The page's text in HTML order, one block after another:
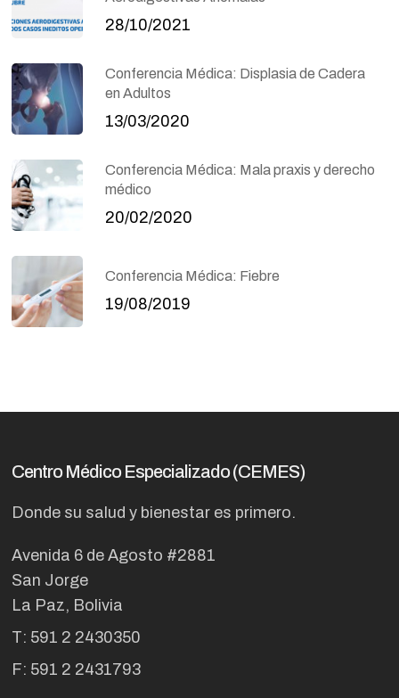
28/10/2021
Conferencia Médica: Displasia de Cadera
en Adultos
13/03/2020
Conferencia Médica: Mala praxis y derecho
médico
20/02/2020
Conferencia Médica: Fiebre
19/08/2019
Centro Médico Especializado (CEMES)
Donde su salud y bienestar es primero.
Avenida 6 de Agosto #2881
San Jorge
La Paz, Bolivia
T: 591 2 2430350
F: 591 2 2431793